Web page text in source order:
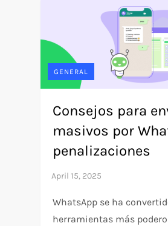
GENERAL
Consejos para
masivos por
penalizaciones
WhatsApp se ha
herramientas más